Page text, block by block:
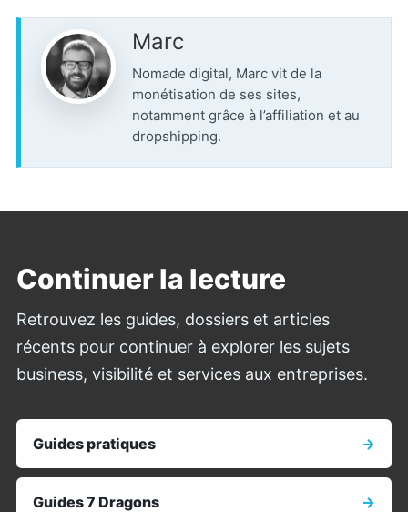
Marc
Nomade digital, Marc vit de la
monétisation de ses sites,
notamment grâce à l’affiliation et au
dropshipping.
Continuer la lecture
Retrouvez les guides, dossiers et articles
récents pour continuer à explorer les sujets
business, visibilité et services aux entreprises.
Guides pratiques →
Guides 7 Dragons →